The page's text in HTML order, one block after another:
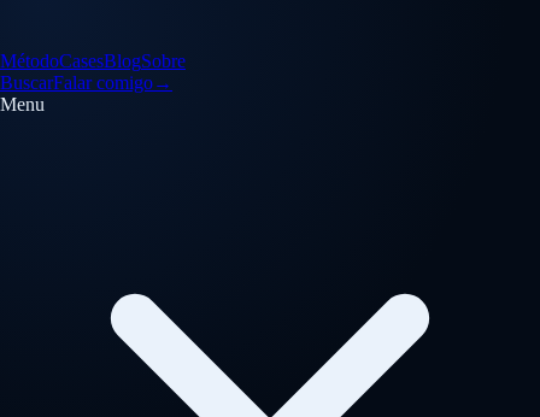
MétodoCasesBlogSobre
BuscarFalar comigo→
Menu